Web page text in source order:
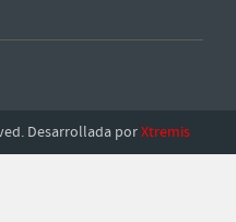
Desarrollada porXtremis